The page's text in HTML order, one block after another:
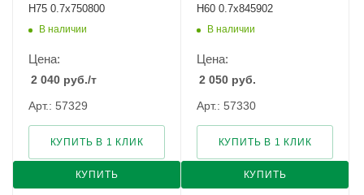
Н75 0.7х750800
В наличии
Цена:
2 040 руб./т
Арт.: 57329
КУПИТЬ
КУПИТЬ В 1 КЛИК
Н60 0.7х845902
В наличии
Цена:
2 050 руб.
Арт.: 57330
КУПИТЬ
КУПИТЬ В 1 КЛИК